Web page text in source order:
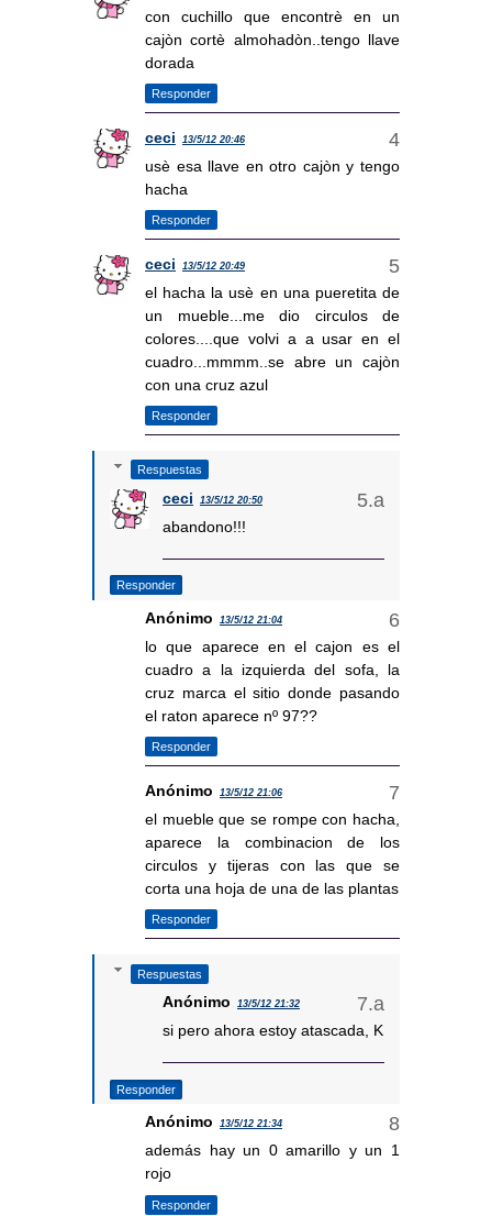
con cuchillo que encontrè en un
cajòn cortè almohadòn..tengo llave
dorada
Responder
ceci 13/5/12 20:46
usè esa llave en otro cajòn y tengo
hacha
Responder
ceci 13/5/12 20:49
el hacha la usè en una pueretita de
un mueble...me dio circulos de
colores....que volvi a a usar en el
cuadro...mmmm..se abre un cajòn
con una cruz azul
Responder
Respuestas
ceci 13/5/12 20:50
abandono!!!
Responder
Anónimo 13/5/12 21:04
lo que aparece en el cajon es el
cuadro a la izquierda del sofa, la
cruz marca el sitio donde pasando
el raton aparece nº 97??
Responder
Anónimo 13/5/12 21:06
el mueble que se rompe con hacha,
aparece la combinacion de los
circulos y tijeras con las que se
corta una hoja de una de las plantas
Responder
Respuestas
Anónimo 13/5/12 21:32
si pero ahora estoy atascada, K
Responder
Anónimo 13/5/12 21:34
además hay un 0 amarillo y un 1
rojo
Responder